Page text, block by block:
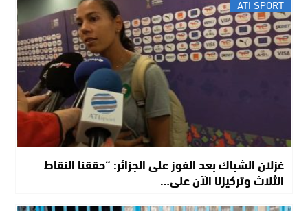
ATI SPORT
غزلان الشباك بعد الفوز على الجزائر: “حققنا النقاط
الثلاث وتركيزنا الآن على…